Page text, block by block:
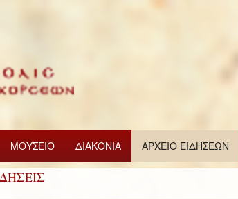
ΜΟΥΣΕΙΟ ΔΙΑΚΟΝΙΑ ΑΡΧΕΙΟ ΕΙΔΗΣΕΩΝ